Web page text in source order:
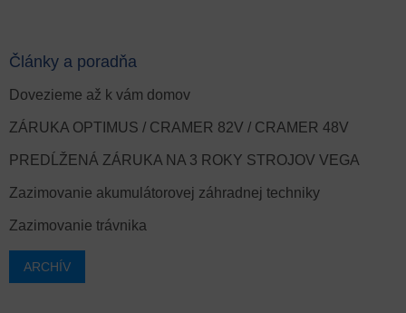
Články a poradňa
Dovezieme až k vám domov
ZÁRUKA OPTIMUS / CRAMER 82V / CRAMER 48V
PREDĹŽENÁ ZÁRUKA NA 3 ROKY STROJOV VEGA
Zazimovanie akumulátorovej záhradnej techniky
Zazimovanie trávnika
ARCHÍV